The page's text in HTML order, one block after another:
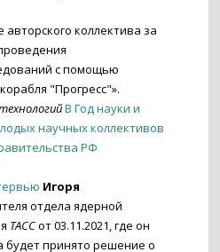
коллектива за
с помощью
"Прогресс"».
В Год науки и
научных коллективов
РФ
Игоря
отдела ядерной
ТАССот 03.11.2021, где он
будет принято решение о